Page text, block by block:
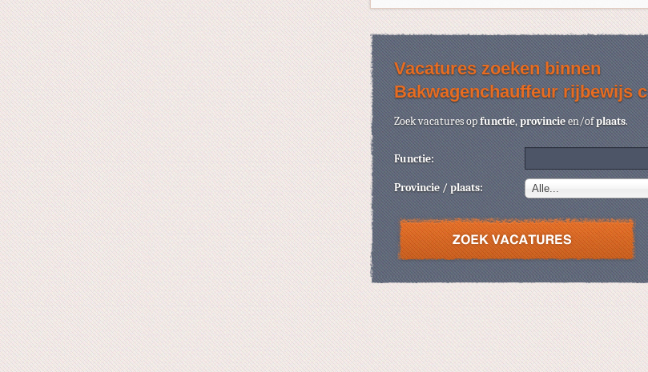
Vacatures zoeken binnen
Bakwagenchauffeur rijbewijs c
Zoek vacatures opfunctie,provincieen/ofplaats.
Functie:
Provincie / plaats: Alle...